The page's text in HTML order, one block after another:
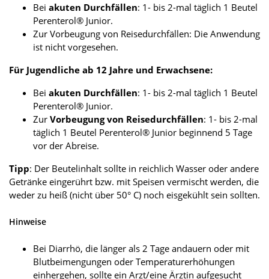
Bei akuten Durchfällen: 1- bis 2-mal täglich 1 Beutel
Perenterol® Junior.
Zur Vorbeugung von Reisedurchfällen: Die Anwendung
ist nicht vorgesehen.
Für Jugendliche ab 12 Jahre und Erwachsene:
Bei akuten Durchfällen: 1- bis 2-mal täglich 1 Beutel
Perenterol® Junior.
Zur Vorbeugung von Reisedurchfällen: 1- bis 2-mal
täglich 1 Beutel Perenterol® Junior beginnend 5 Tage
vor der Abreise.
Tipp: Der Beutelinhalt sollte in reichlich Wasser oder andere
Getränke eingerührt bzw. mit Speisen vermischt werden, die
weder zu heiß (nicht über 50° C) noch eisgekühlt sein sollten.
Hinweise
Bei Diarrhö, die länger als 2 Tage andauern oder mit
Blutbeimengungen oder Temperaturerhöhungen
einhergehen, sollte ein Arzt/eine Ärztin aufgesucht